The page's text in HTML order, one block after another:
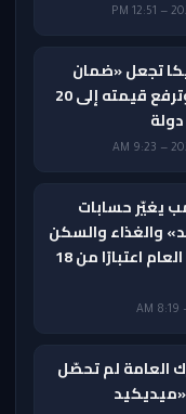
تجعل «ضمان
تأشيرة الزيارة» دائمًا وترفع قيمته إلى 20
يغيّر حسابات
والغذاء والسكن
قد تدخل تقييم العبء العام اعتبارًا من 18
العامة لم تحصّل